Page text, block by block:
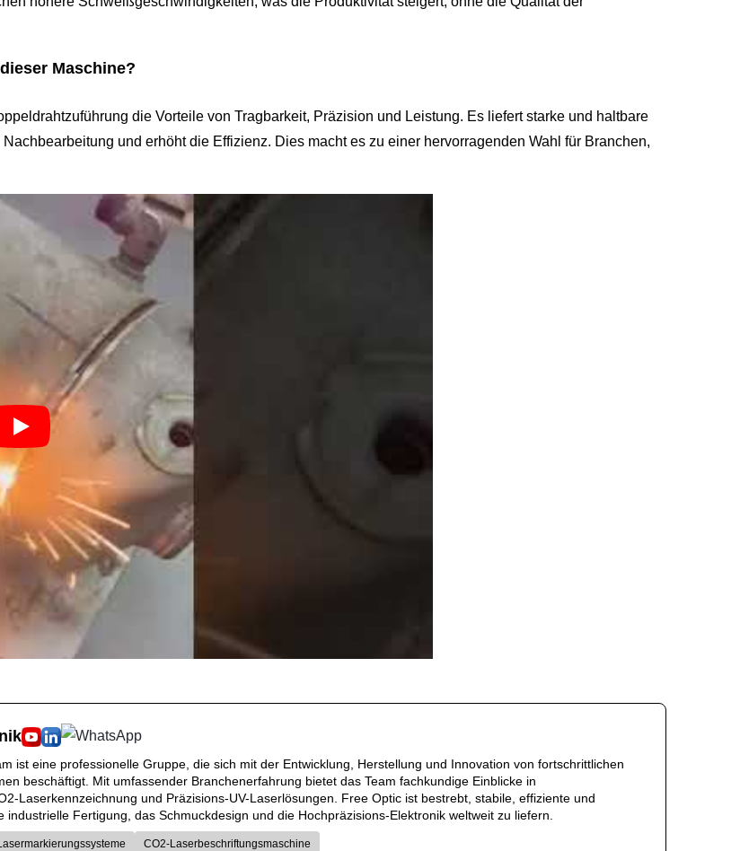
Maschine?
die Vorteile von Tragbarkeit, Präzision und Leistung. Es liefert starke und haltbare
und erhöht die Effizienz. Dies macht es zu einer hervorragenden Wahl für Branchen,
ist eine professionelle Gruppe, die sich mit der Entwicklung, Herstellung und Innovation von fortschrittlichen
beschäftigt. Mit umfassender Branchenerfahrung bietet das Team fachkundige Einblicke in
Laserkennzeichnung und Präzisions-UV-Laserlösungen. Free Optic ist bestrebt, stabile, effiziente und
Fertigung, das Schmuckdesign und die Hochpräzisions-Elektronik weltweit zu liefern.
CO2-Laserbeschriftungsmaschine